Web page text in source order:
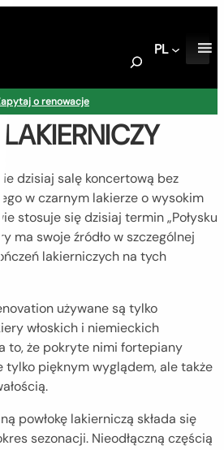
S
r
c
PL
o renowacje
LAKIERNICZY
dzisiaj salę koncertową bez
w czarnym lakierze o wysokim
stosuje się dzisiaj termin „Połysku
ma swoje źródło w szczególnej
lakierniczych na tych
używane są tylko
włoskich i niemieckich
to, że pokryte nimi fortepiany
tylko pięknym wyglądem, ale także
powłokę lakierniczą składa się
sezonacji. Nieodłączną częścią